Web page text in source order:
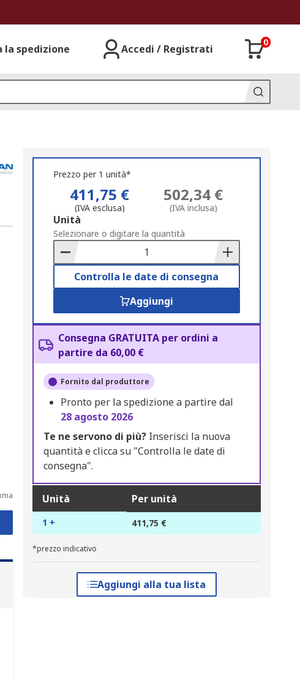
la spedizione Accedi / Registrati
0
Prezzo per 1 unità*
411,75 €
(IVA esclusa)
502,34 €
(IVA inclusa)
Add
to
Basket
Unità
Selezionare o digitare la quantità
Controlla le date di consegna
Aggiungi
Consegna GRATUITA per ordini a
partire da 60,00 €
Fornito dal produttore
Pronto per la spedizione a partire dal
28 agosto 2026
Te ne servono di più?Inserisci la nuova
quantità e clicca su "Controlla le date di
consegna".
Unità Per unità
1 + 411,75 €
*prezzo indicativo
Aggiungi alla tua lista